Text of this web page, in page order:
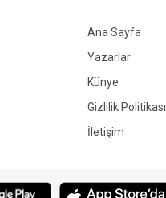
Ana Sayfa
Yazarlar
Künye
Gizlilik Politikası
İletişim